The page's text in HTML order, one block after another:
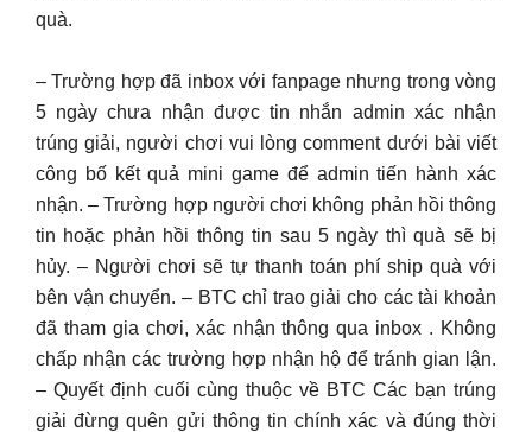
quà.
– Trường hợp đã inbox với fanpage nhưng trong vòng
5 ngày chưa nhận được tin nhắn admin xác nhận
trúng giải, người chơi vui lòng comment dưới bài viết
công bố kết quả mini game để admin tiến hành xác
nhận. – Trường hợp người chơi không phản hồi thông
tin hoặc phản hồi thông tin sau 5 ngày thì quà sẽ bị
hủy. – Người chơi sẽ tự thanh toán phí ship quà với
bên vận chuyển. – BTC chỉ trao giải cho các tài khoản
đã tham gia chơi, xác nhận thông qua inbox . Không
chấp nhận các trường hợp nhận hộ để tránh gian lận.
– Quyết định cuối cùng thuộc về BTC Các bạn trúng
giải đừng quên gửi thông tin chính xác và đúng thời